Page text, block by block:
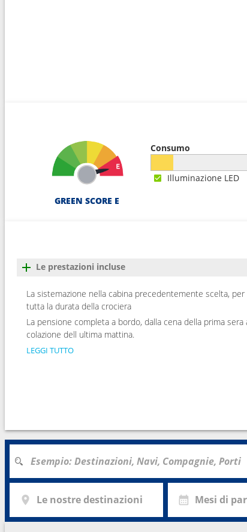
GREEN SCORE E
Consumo
Illuminazione LED
Le prestazioni incluse
La sistemazione nella cabina precedentemente scelta, per
tutta la durata della crociera
La pensione completa a bordo, dalla cena della prima sera
colazione dell ultima mattina.
LEGGI TUTTO
Le nostre destinazioni Mesi di